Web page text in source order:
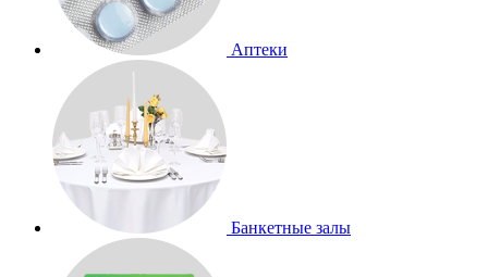
Аптеки
Банкетные залы